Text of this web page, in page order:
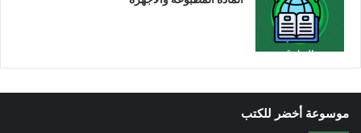
موسوعة أخضر للكتب